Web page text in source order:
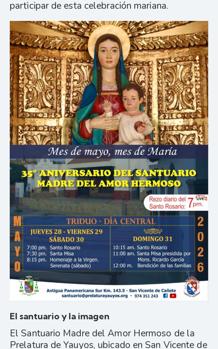
participar de esta celebración mariana.
El santuario y la imagen
El Santuario Madre del Amor Hermoso de la
Prelatura de Yauyos, ubicado en San Vicente de